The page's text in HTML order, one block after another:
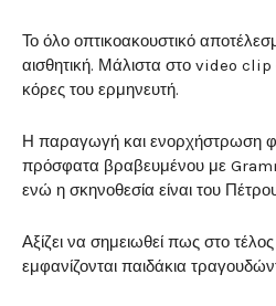
Το όλο οπτικοακουστικό
αισθητική. Μάλιστα στο video clip
κόρες του ερμηνευτή.
Η παραγωγή και ενορχήστρωση
πρόσφατα βραβευμένου με
ενώ η σκηνοθεσία είναι του
Αξίζει να σημειωθεί πως στο
εμφανίζονται παιδάκια